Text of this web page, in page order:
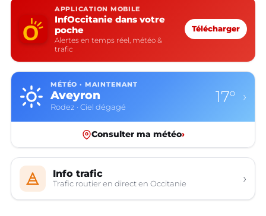
APPLICATION MOBILE
InfOccitanie dans votre
poche
Alertes en temps réel, météo &
trafic
Télécharger
MÉTÉO · MAINTENANT
Aveyron
Rodez · Ciel dégagé
17° ›
Consulter ma météo›
Info trafic
Trafic routier en direct en Occitanie ›